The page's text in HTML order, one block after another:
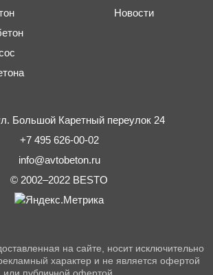
Новости
Большой Каретный переулок 24
+7 495 626-00-02
info@avtobeton.ru
© 2002–2022 BESTO
на сайте, носит исключительно
характер и не является офертой